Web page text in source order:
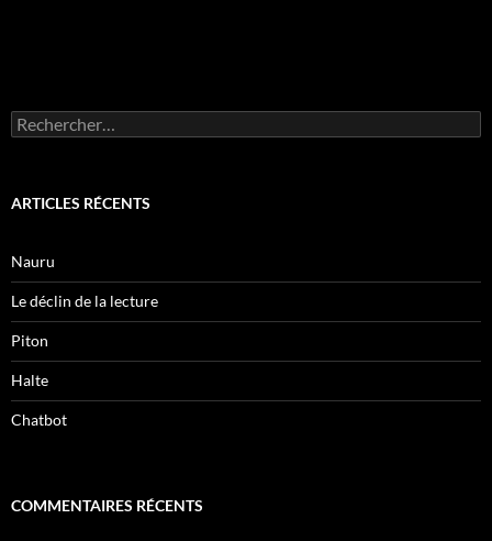
Rechercher :
ARTICLES RÉCENTS
Nauru
Le déclin de la lecture
Piton
Halte
Chatbot
COMMENTAIRES RÉCENTS